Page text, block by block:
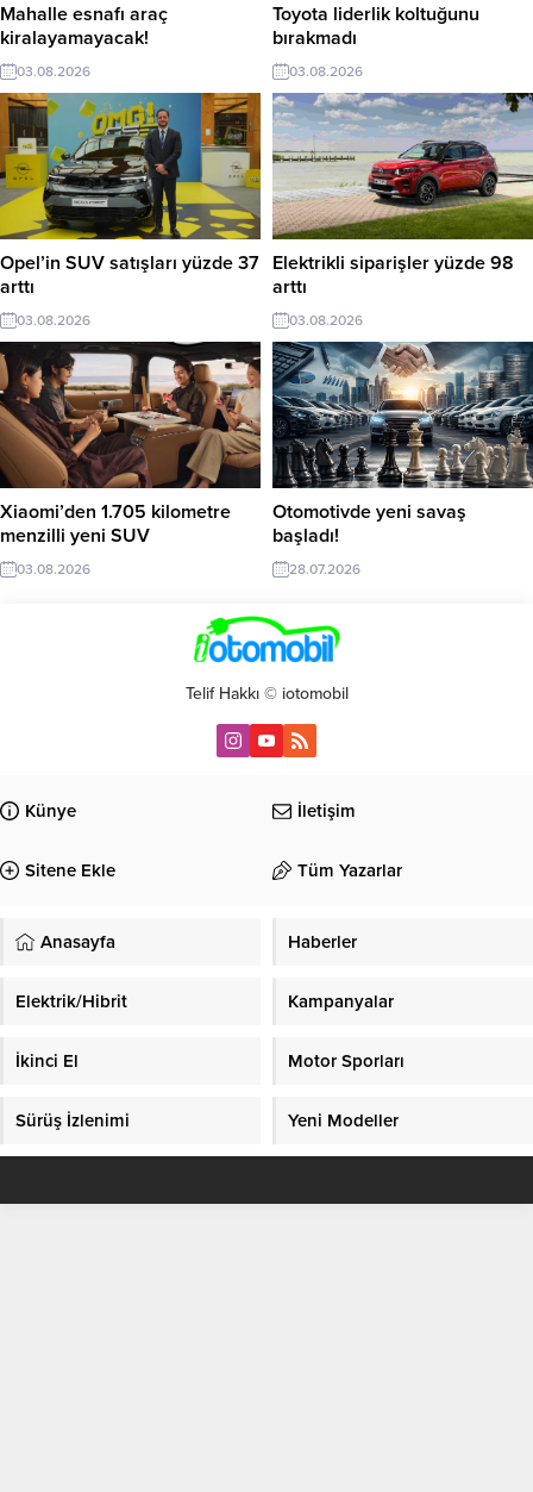
Mahalle esnafı araç
kiralayamayacak!
03.08.2026
Toyota liderlik koltuğunu
bırakmadı
03.08.2026
Opel’in SUV satışları yüzde 37
arttı
03.08.2026
Elektrikli siparişler yüzde 98
arttı
03.08.2026
Xiaomi’den 1.705 kilometre
menzilli yeni SUV
03.08.2026
Otomotivde yeni savaş
başladı!
28.07.2026
Telif Hakkı © iotomobil
Künye İletişim
Sitene Ekle Tüm Yazarlar
Anasayfa Haberler
Elektrik/Hibrit Kampanyalar
İkinci El Motor Sporları
Sürüş İzlenimi Yeni Modeller